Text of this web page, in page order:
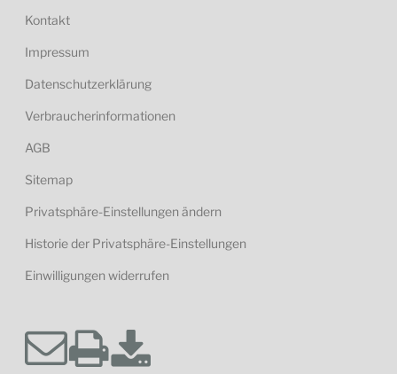
Kontakt
Impressum
Datenschutzerklärung
Verbraucherinformationen
AGB
Sitemap
Privatsphäre-Einstellungen ändern
Historie der Privatsphäre-Einstellungen
Einwilligungen widerrufen